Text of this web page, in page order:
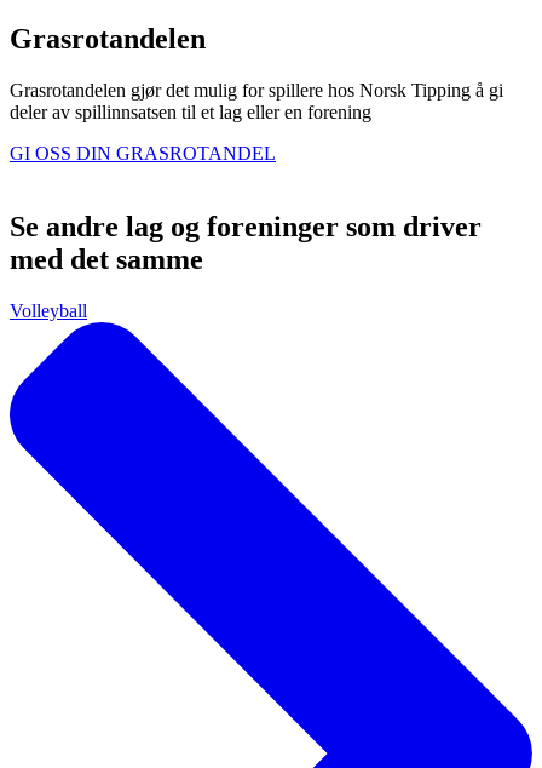
Grasrotandelen
Grasrotandelen gjør det mulig for spillere hos Norsk Tipping å gi
deler av spillinnsatsen til et lag eller en forening
GI OSS DIN GRASROTANDEL
Se andre lag og foreninger som driver
med det samme
Volleyball